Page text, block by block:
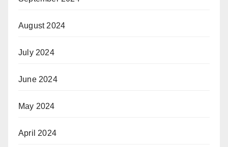
August 2024
July 2024
June 2024
May 2024
April 2024